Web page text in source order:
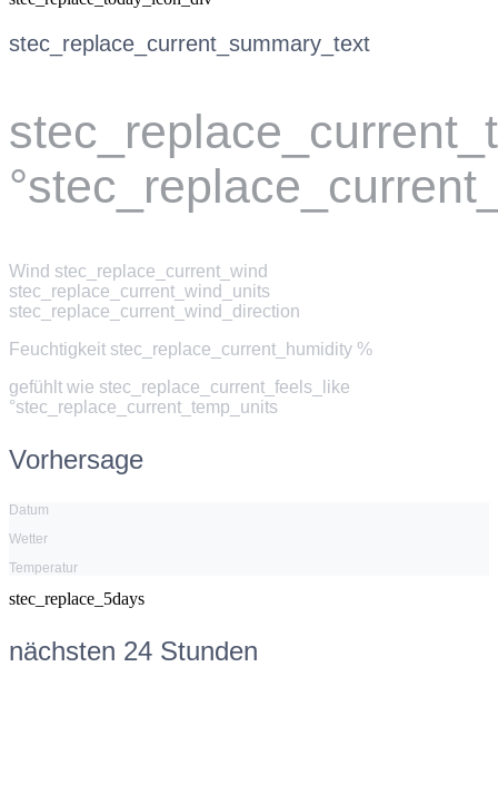
stec_replace_current_summary_text
Wind stec_replace_current_wind
stec_replace_current_wind_units
stec_replace_current_wind_direction
Feuchtigkeit stec_replace_current_humidity %
gefühlt wie stec_replace_current_feels_like
°stec_replace_current_temp_units
Vorhersage
Datum
Wetter
Temperatur
stec_replace_5days
nächsten 24 Stunden